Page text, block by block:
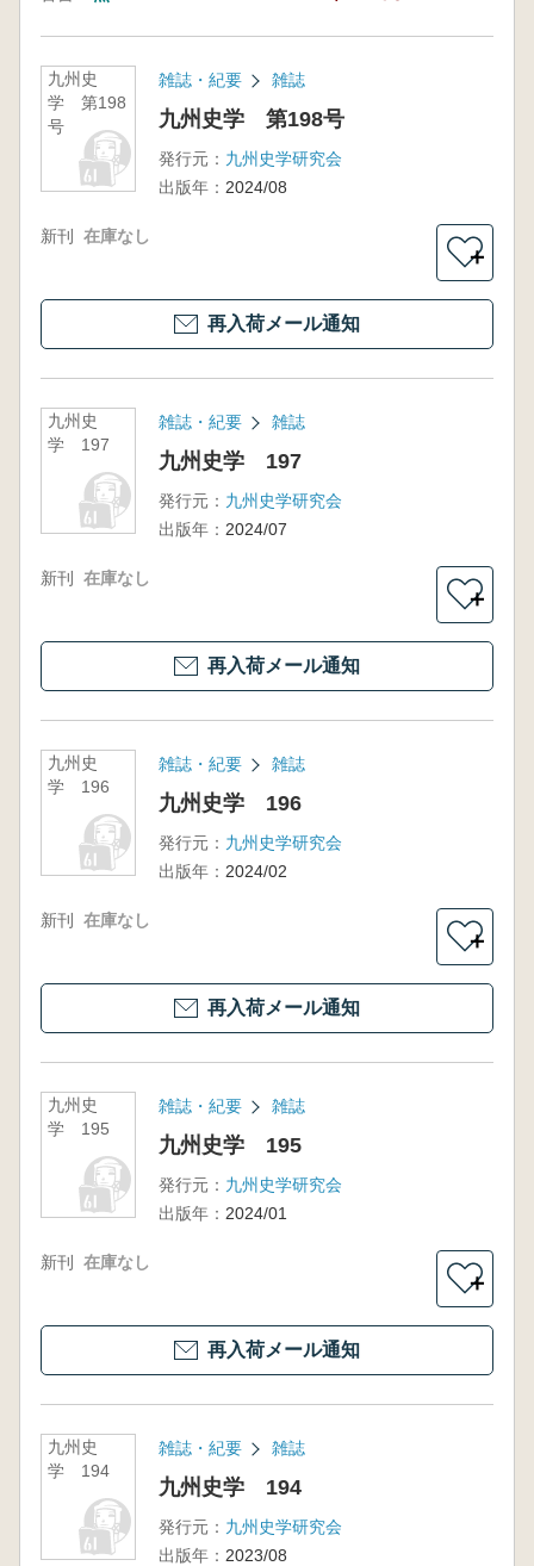
九州史
学 第198
号
雑誌・紀要 雑誌
九州史学 第198号
発行元： 九州史学研究会
出版年： 2024/08
新刊 在庫なし
＋
再入荷メール通知
九州史
学 197
雑誌・紀要 雑誌
九州史学 197
発行元： 九州史学研究会
出版年： 2024/07
新刊 在庫なし
＋
再入荷メール通知
九州史
学 196
雑誌・紀要 雑誌
九州史学 196
発行元： 九州史学研究会
出版年： 2024/02
新刊 在庫なし
＋
再入荷メール通知
九州史
学 195
雑誌・紀要 雑誌
九州史学 195
発行元： 九州史学研究会
出版年： 2024/01
新刊 在庫なし
＋
再入荷メール通知
九州史
学 194
雑誌・紀要 雑誌
九州史学 194
発行元： 九州史学研究会
出版年： 2023/08